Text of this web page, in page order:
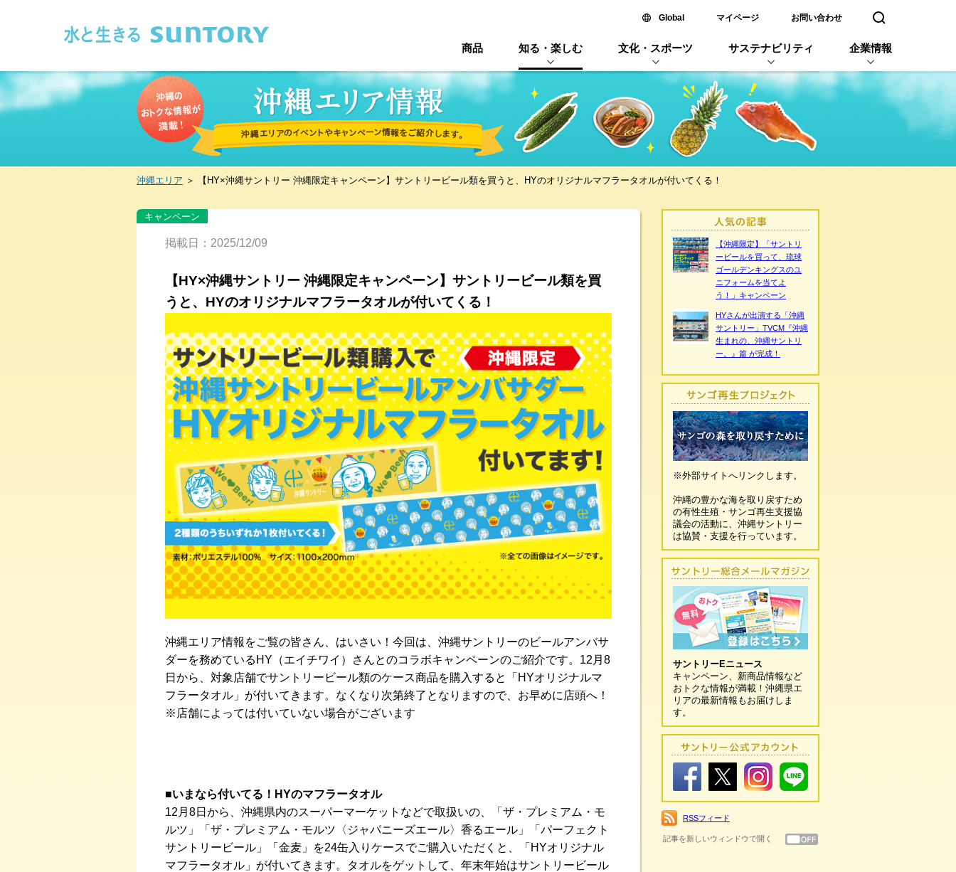
Global新しいウィンドウで開く
マイページ お問い合わせ 検索窓を開く
商品 知る・楽しむ 文化・スポーツ サステナビリティ 企業情報
沖縄エリア ＞ 【HY×沖縄サントリー 沖縄限定キャンペーン】サントリービール類を買うと、HYのオリジナルマフラータオルが付いてくる！
キャンペーン
掲載日：2025/12/09
【HY×沖縄サントリー 沖縄限定キャンペーン】サントリービール類を買
うと、HYのオリジナルマフラータオルが付いてくる！
沖縄エリア情報をご覧の皆さん、はいさい！今回は、沖縄サントリーのビールアンバサ
ダーを務めているHY（エイチワイ）さんとのコラボキャンペーンのご紹介です。12月8
日から、対象店舗でサントリービール類のケース商品を購入すると「HYオリジナルマ
フラータオル」が付いてきます。なくなり次第終了となりますので、お早めに店頭へ！
※店舗によっては付いていない場合がございます
■いまなら付いてる！HYのマフラータオル
12月8日から、沖縄県内のスーパーマーケットなどで取扱いの、「ザ・プレミアム・モ
ルツ」「ザ・プレミアム・モルツ〈ジャパニーズエール〉香るエール」「パーフェクト
サントリービール」「金麦」を24缶入りケースでご購入いただくと、「HYオリジナル
マフラータオル」が付いてきます。タオルをゲットして、年末年始はサントリービール
【沖縄限定】「サントリ
ービールを買って、琉球
ゴールデンキングスのユ
ニフォームを当てよ
う！」キャンペーン
HYさんが出演する「沖縄
サントリー」TVCM『沖縄
生まれの、沖縄サントリ
ー。』篇 が完成！
※外部サイトへリンクします。
沖縄の豊かな海を取り戻すため
の有性生殖・サンゴ再生支援協
議会の活動に、沖縄サントリー
は協賛・支援を行っています。
サントリーEニュース
キャンペーン、新商品情報など
おトクな情報が満載！沖縄県エ
リアの最新情報もお届けしま
す。
RSSフィード
記事を新しいウィンドウで開く